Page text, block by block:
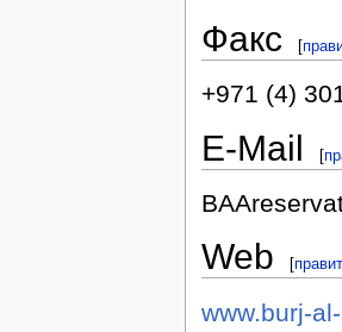
Факс [
+971 (4)
E-Mail [
Web [
www.burj-